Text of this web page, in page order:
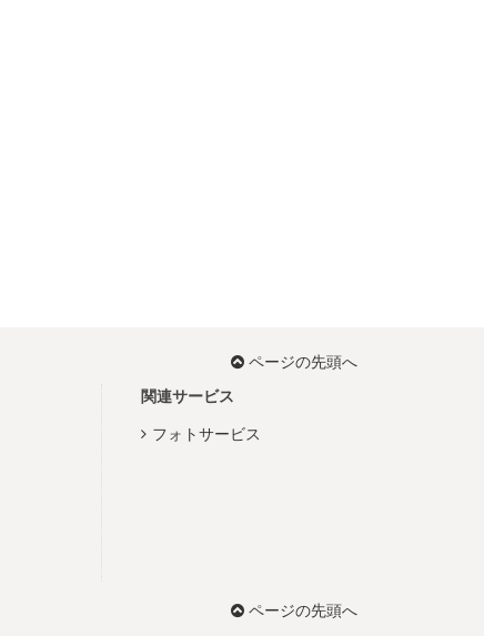
ページの先頭へ
関連サービス
フォトサービス
ページの先頭へ